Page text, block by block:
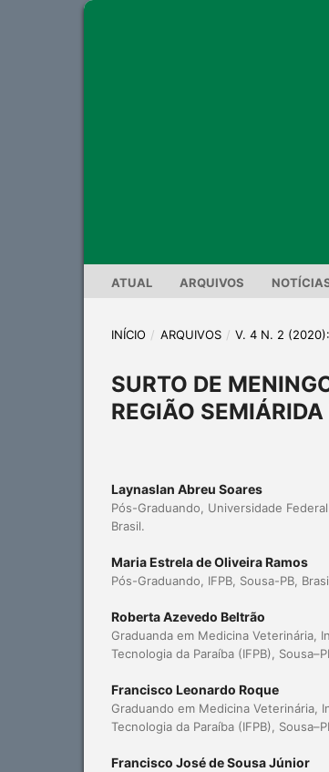
ATUAL ARQUIVOS
INÍCIO / ARQUIVOS / V. 4 N. 2 (2020):
SURTO DE
REGIÃO
Laynaslan Abreu Soares
Pós-Graduando, Universidade
Brasil.
Maria Estrela de Oliveira Ramos
Pós-Graduando, IFPB, Sousa-PB,
Roberta Azevedo Beltrão
Graduanda em Medicina Veterinária,
Tecnologia da Paraíba (IFPB),
Francisco Leonardo Roque
Graduando em Medicina Veterinária,
Tecnologia da Paraíba (IFPB),
Francisco José de Sousa Júnior